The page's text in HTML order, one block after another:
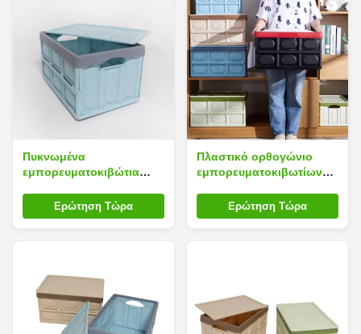
Πυκνωμένα
εμπορευματοκιβώτια
κύβων PP πλαστικά για
το πρόχειρο φαγητό
Ερώτηση Τώρα
Πλαστικό ορθογώνιο
εμπορευματοκιβωτίων
κύβων 28L καπάκι
πολυσύνθετο
Ερώτηση Τώρα